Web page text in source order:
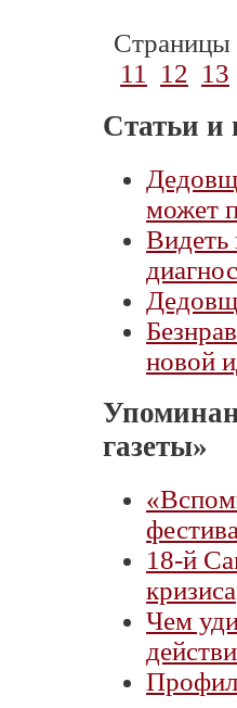
11
12 13
Статьи и
может
Видеть
новой
газеты»
18-й
кризиса
Чем